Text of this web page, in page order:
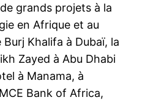
grands projets à la
en Afrique et au
Khalifa à Dubaï, la
Zayed à Abu Dhabi
à Manama, à
Bank of Africa,